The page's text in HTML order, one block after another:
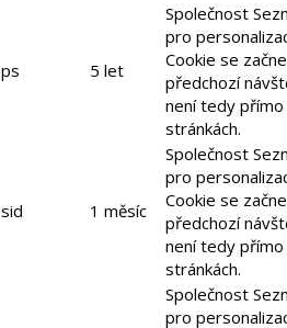
ps 5 let
Společnost
pro
Cookie se
předchozí
není tedy přímo
stránkách.
sid 1 měsíc
Společnost
pro
Cookie se
předchozí
není tedy přímo
stránkách.
Společnost
pro